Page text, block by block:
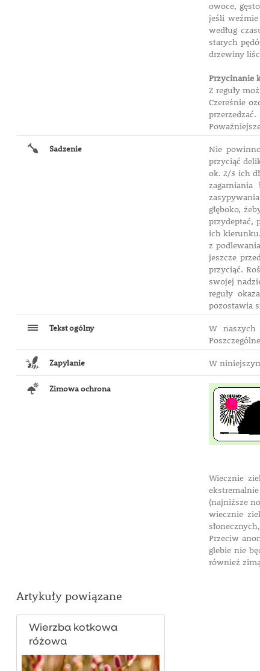
owoce,
jeśli
według
starych
drzewiny
Przycinanie
Z reguły
Czereśnie
przerzedzać.
Sadzenie
Nie
przyciąć
ok. 2/3 ich
głęboko,
przydeptać,
ich
z
jeszcze
przyciąć.
swojej
reguły
pozostawia
Tekst ogólny
W naszych
Zapylanie W
Zimowa ochrona
Wiecznie
(najniższe
wiecznie
Przeciw
glebie nie
również
Artykuły powiązane
Wierzba kotkowa
różowa